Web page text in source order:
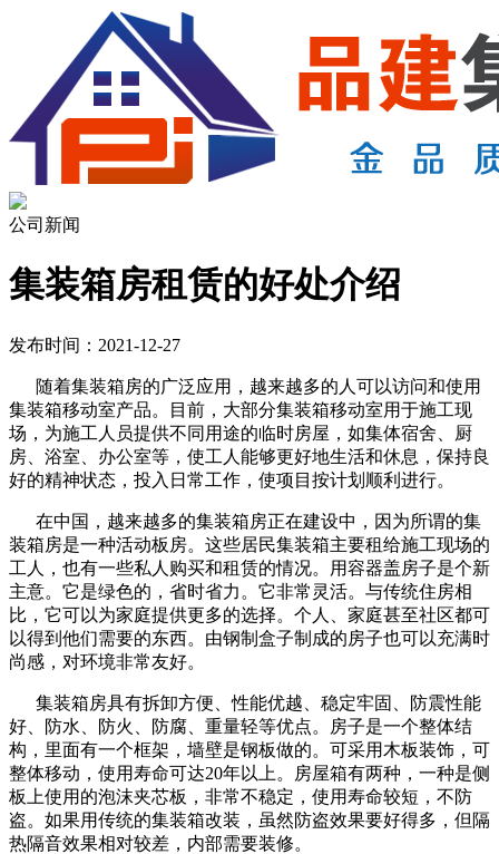
公司新闻
集装箱房租赁的好处介绍
发布时间：2021-12-27
随着集装箱房的广泛应用，越来越多的人可以访问和使用
集装箱移动室产品。目前，大部分集装箱移动室用于施工现
场，为施工人员提供不同用途的临时房屋，如集体宿舍、厨
房、浴室、办公室等，使工人能够更好地生活和休息，保持良
好的精神状态，投入日常工作，使项目按计划顺利进行。
在中国，越来越多的集装箱房正在建设中，因为所谓的集
装箱房是一种活动板房。这些居民集装箱主要租给施工现场的
工人，也有一些私人购买和租赁的情况。用容器盖房子是个新
主意。它是绿色的，省时省力。它非常灵活。与传统住房相
比，它可以为家庭提供更多的选择。个人、家庭甚至社区都可
以得到他们需要的东西。由钢制盒子制成的房子也可以充满时
尚感，对环境非常友好。
集装箱房具有拆卸方便、性能优越、稳定牢固、防震性能
好、防水、防火、防腐、重量轻等优点。房子是一个整体结
构，里面有一个框架，墙壁是钢板做的。可采用木板装饰，可
整体移动，使用寿命可达20年以上。房屋箱有两种，一种是侧
板上使用的泡沫夹芯板，非常不稳定，使用寿命较短，不防
盗。如果用传统的集装箱改装，虽然防盗效果要好得多，但隔
热隔音效果相对较差，内部需要装修。